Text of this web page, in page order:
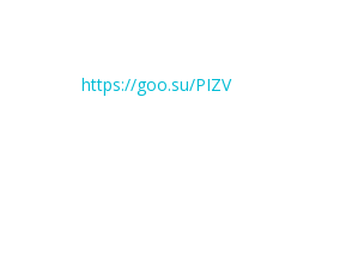
https://goo.su/PIZV